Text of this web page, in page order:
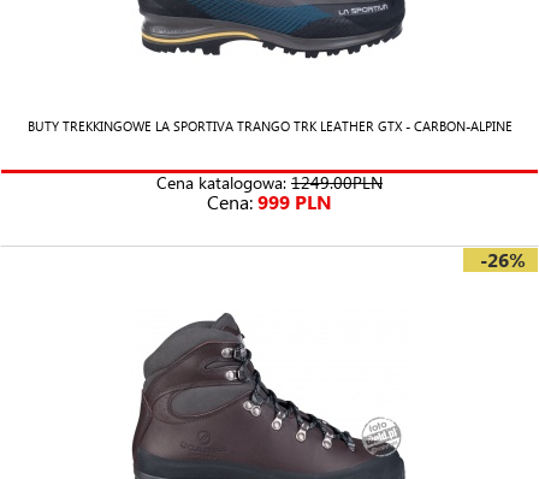
BUTY TREKKINGOWE LA SPORTIVA TRANGO TRK LEATHER GTX - CARBON-ALPINE
Cena katalogowa: 1249.00PLN
Cena:999 PLN
-26%